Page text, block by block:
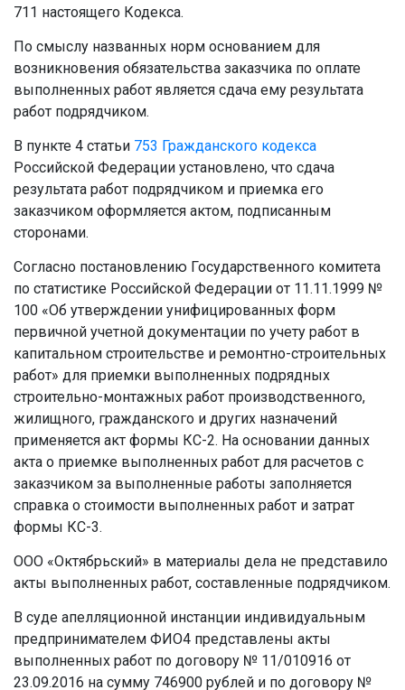
711 настоящего Кодекса.
По смыслу названных норм основанием для
возникновения обязательства заказчика по оплате
выполненных работ является сдача ему результата
работ подрядчиком.
В пункте 4 статьи 753 Гражданского кодекса
Российской Федерации установлено, что сдача
результата работ подрядчиком и приемка его
заказчиком оформляется актом, подписанным
сторонами.
Согласно постановлению Государственного комитета
по статистике Российской Федерации от 11.11.1999 №
100 «Об утверждении унифицированных форм
первичной учетной документации по учету работ в
капитальном строительстве и ремонтно-строительных
работ» для приемки выполненных подрядных
строительно-монтажных работ производственного,
жилищного, гражданского и других назначений
применяется акт формы КС-2. На основании данных
акта о приемке выполненных работ для расчетов с
заказчиком за выполненные работы заполняется
справка о стоимости выполненных работ и затрат
формы КС-3.
ООО «Октябрьский» в материалы дела не представило
акты выполненных работ, составленные подрядчиком.
В суде апелляционной инстанции индивидуальным
предпринимателем ФИО4 представлены акты
выполненных работ по договору № 11/010916 от
23.09.2016 на сумму 746900 рублей и по договору №